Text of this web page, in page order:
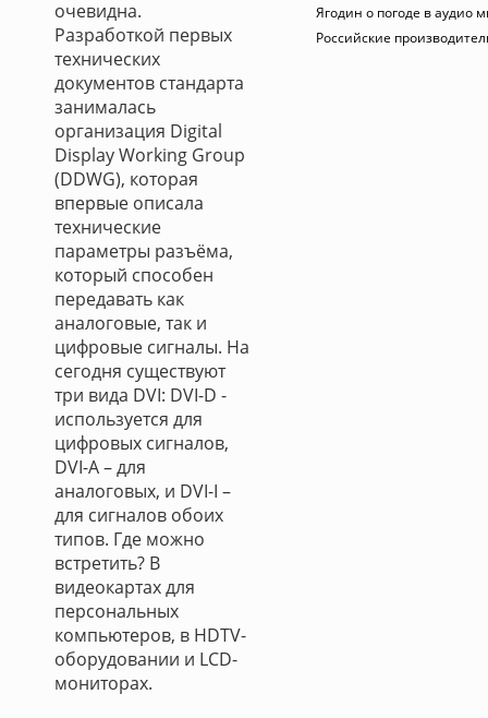
очевидна.
Разработкой первых
технических
документов стандарта
занималась
организация Digital
Display Working Group
(DDWG), которая
впервые описала
технические
параметры разъёма,
который способен
передавать как
аналоговые, так и
цифровые сигналы. На
сегодня существуют
три вида DVI: DVI-D -
используется для
цифровых сигналов,
DVI-A – для
аналоговых, и DVI-I –
для сигналов обоих
типов. Где можно
встретить? В
видеокартах для
персональных
компьютеров, в HDTV-
оборудовании и LCD-
мониторах.
Ягодин о погоде в аудио
Российские